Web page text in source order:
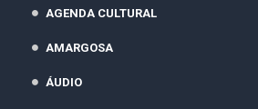
AGENDA CULTURAL
AMARGOSA
ÁUDIO